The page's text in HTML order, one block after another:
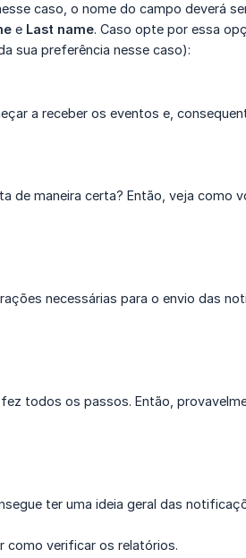
caso, o nome do campo deverá
e Last name. Caso opte por essa
sua preferência nesse caso):
a receber os eventos e,
maneira certa? Então, veja como
necessárias para o envio das
todos os passos. Então,
ter uma ideia geral das
como verificar os relatórios.